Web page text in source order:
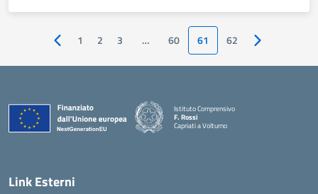
Pagina precedente
1 2 3 … 60 61 62 Pagina
Istituto Comprensivo
F. Rossi
Capriati a Volturno
— Visita la pagina iniziale della scuola
Link Esterni